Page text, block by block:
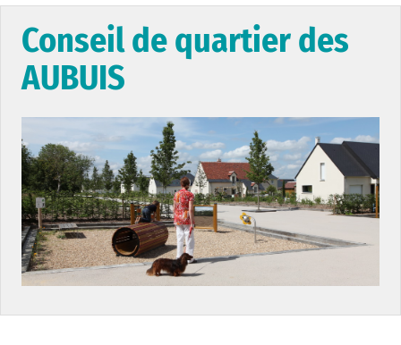
Conseil de quartier des
AUBUIS